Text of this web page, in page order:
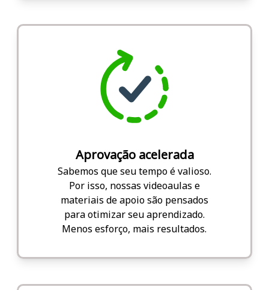
Aprovação acelerada
Sabemos que seu tempo é valioso.
Por isso, nossas videoaulas e
materiais de apoio são pensados
para otimizar seu aprendizado.
Menos esforço, mais resultados.